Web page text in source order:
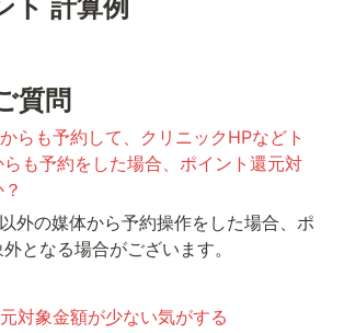
ト 計算例
質問
らも予約して、クリニックHPなどト
らも予約をした場合、ポイント還元対
外の媒体から予約操作をした場合、ポ
となる場合がございます。
対象金額が少ない気がする